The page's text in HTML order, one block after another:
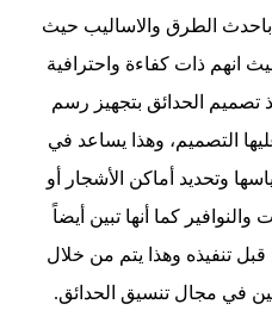
الطرق والاساليب حيث
انهم ذات كفاءة واحترافية
تصميم الحدائق بتجهيز رسم
التصميم، وهذا يساعد في
وتحديد أماكن الأشجار أو
كما أنها تبين أيضاً
قبل تنفيذه وهذا يتم من خلال
في مجال تنسيق الحدائق.